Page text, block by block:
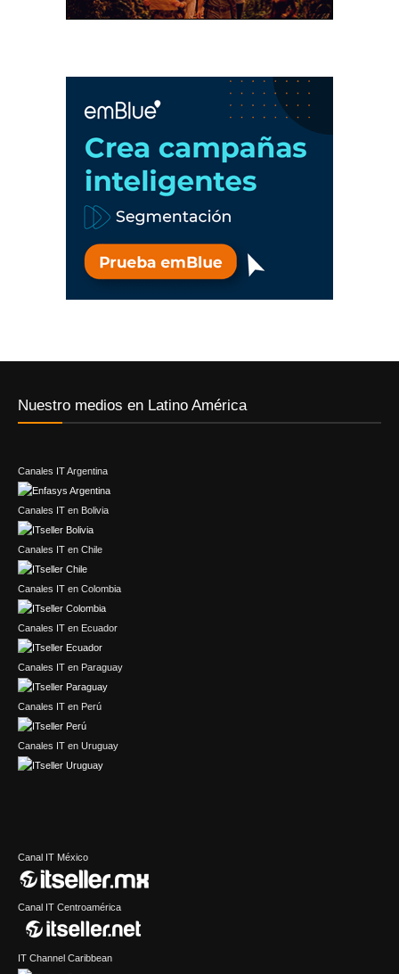
Nuestro medios en Latino América
Canales IT Argentina
Canales IT en Bolivia
Canales IT en Chile
Canales IT en Colombia
Canales IT en Ecuador
Canales IT en Paraguay
Canales IT en Perú
Canales IT en Uruguay
Canal IT México
Canal IT Centroamérica
IT Channel Caribbean